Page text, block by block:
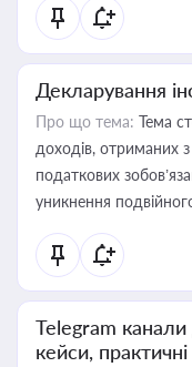
Декларування
Про що тема: Тема
доходів, отриманих
податкових
уникнення
Telegram канали
кейси,